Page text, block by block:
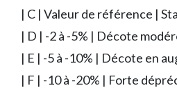
| C | Valeur de référence |
| D | -2 à -5% | Décote
| E | -5 à -10% | Décote en
| F | -10 à -20% | Forte